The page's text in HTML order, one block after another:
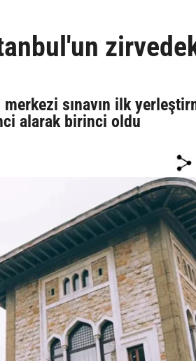
sınavın ilk
alarak birinci oldu